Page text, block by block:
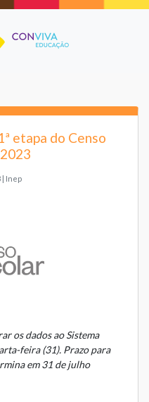
etapa do Censo
| Inep
os dados ao Sistema
feira (31). Prazo para
em 31 de julho